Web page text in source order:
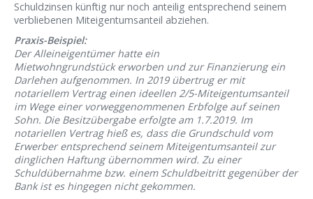
Schuldzinsen künftig nur noch anteilig entsprechend seinem
verbliebenen Miteigentumsanteil abziehen.
Praxis-Beispiel:
Der Alleineigentümer hatte ein
Mietwohngrundstück erworben und zur Finanzierung ein
Darlehen aufgenommen. In 2019 übertrug er mit
notariellem Vertrag einen ideellen 2/5-Miteigentumsanteil
im Wege einer vorweggenommenen Erbfolge auf seinen
Sohn. Die Besitzübergabe erfolgte am 1.7.2019. Im
notariellen Vertrag hieß es, dass die Grundschuld vom
Erwerber entsprechend seinem Miteigentumsanteil zur
dinglichen Haftung übernommen wird. Zu einer
Schuldübernahme bzw. einem Schuldbeitritt gegenüber der
Bank ist es hingegen nicht gekommen.